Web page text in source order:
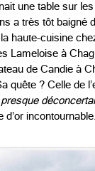
une table sur
a très tôt baigné
haute-cuisine
Lameloise à
de Candie à
? Celle de